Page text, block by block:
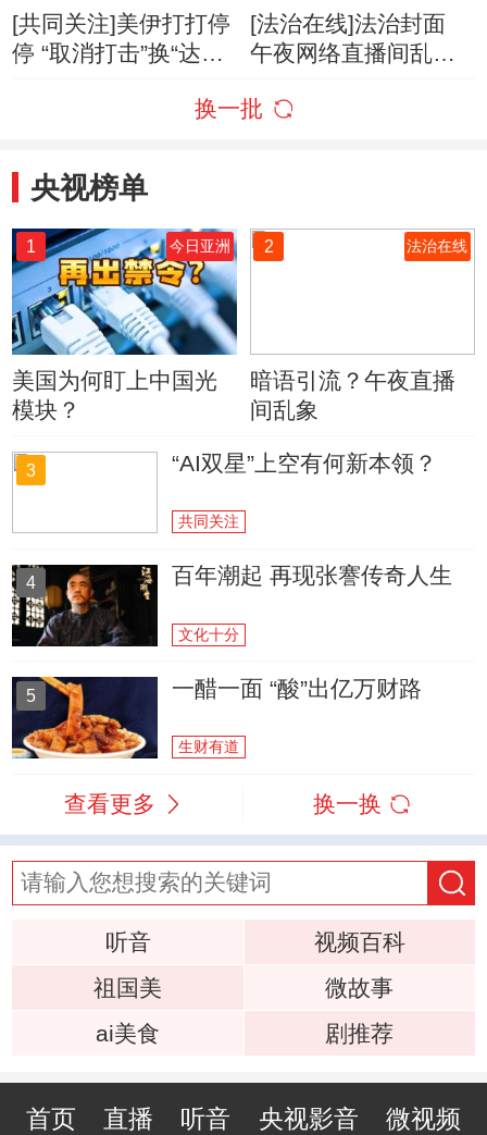
[共同关注]美伊打打停
停 “取消打击”换“达成
取消对伊打击 以色列
[法治在线]法治封面
午夜网络直播间乱象
换一批
央视榜单
1 今日亚洲
美国为何盯上中国光
模块？
2 法治在线
暗语引流？午夜直播
间乱象
3 “AI双星”上空有何新本领？
共同关注
4 百年潮起 再现张謇传奇人生
文化十分
5 一醋一面 “酸”出亿万财路
生财有道
查看更多 换一换
听音
视频百科
祖国美
微故事
ai美食
剧推荐
首页 直播 听音 央视影音 微视频